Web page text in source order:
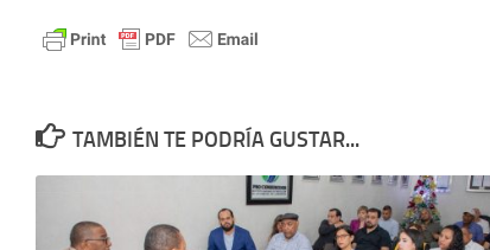
TAMBIÉN TE PODRÍA GUSTAR...